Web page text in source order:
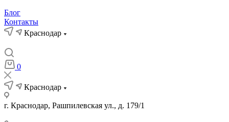
Блог
Контакты
Краснодар
0
Краснодар
г. Краснодар, Рашпилевская ул., д. 179/1